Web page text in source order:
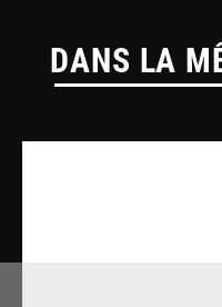
DANS LA